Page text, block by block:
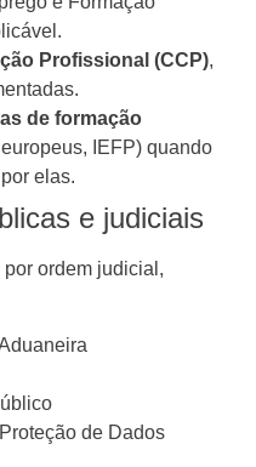
Profissional (CCP),
de formação
IEFP) quando
elas.
e judiciais
ordem judicial,
de Dados